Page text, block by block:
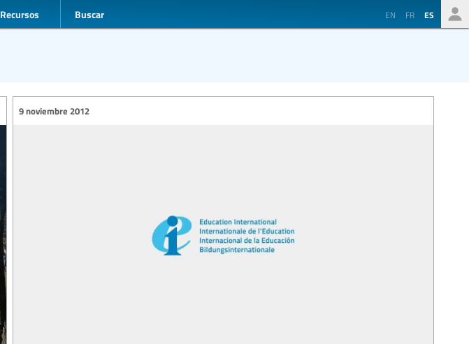
Recursos Buscar EN FR ES
9 noviembre 2012